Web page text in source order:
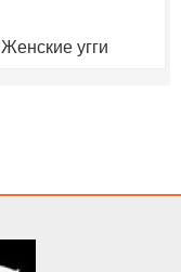
Женские угги